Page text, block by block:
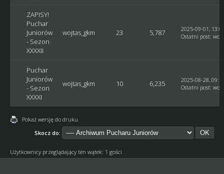
ZAPISY!
Puchar
Juniorów
- Sezon
XXXXII
wojtas_gkm 23 5,787
2025-09-01,
Ostatni post:
Puchar
Juniorów
- Sezon
XXXXI
wojtas_gkm 10 6,235
2025-08-28,
Ostatni post:
Pokaż wersję do druku
Skocz do:
Użytkownicy przeglądający ten wątek: 1 gości